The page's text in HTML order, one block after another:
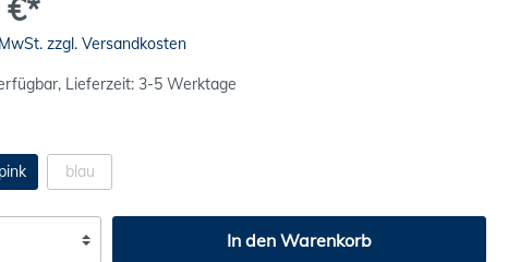
€*
zzgl. Versandkosten
Lieferzeit: 3-5 Werktage
blau
In den Warenkorb